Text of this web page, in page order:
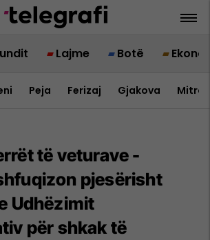
Lajme Botë
Peja Ferizaj Gjakova
të veturave -
pjesërisht
Udhëzimit
për shkak të